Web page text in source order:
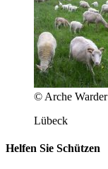
© Arche Warder
Lübeck
Helfen Sie Schützen